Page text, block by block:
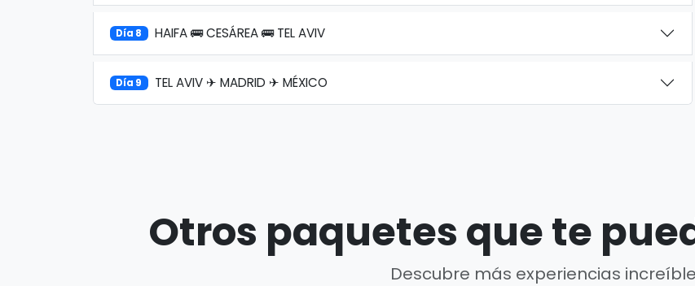
Día 8 HAIFA 🚌 CESÁREA 🚌 TEL AVIV
Día 9 TEL AVIV ✈ MADRID ✈ MÉXICO
Otros paquetes que te
Descubre más experiencias